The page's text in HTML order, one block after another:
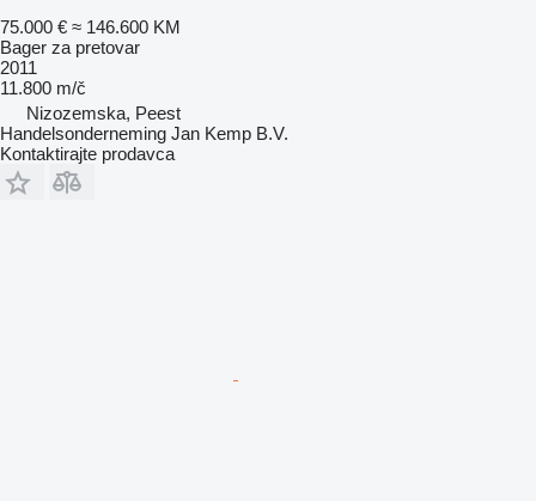
75.000 € ≈ 146.600 KM
Bager za pretovar
2011
11.800 m/č
Nizozemska, Peest
Handelsonderneming Jan Kemp B.V.
Kontaktirajte prodavca